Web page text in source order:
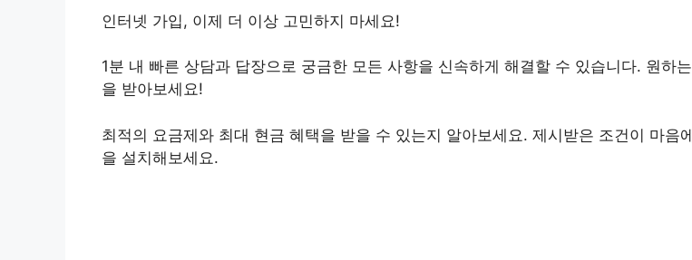
인터넷 가입, 이제 더 이상 고민하지 마세요!
1분 내 빠른 상담과 답장으로 궁금한 모든 사항을 신속하게 해결할 수 있습니다. 원하
을 받아보세요!
최적의 요금제와 최대 현금 혜택을 받을 수 있는지 알아보세요. 제시받은 조건이 마
을 설치해보세요.